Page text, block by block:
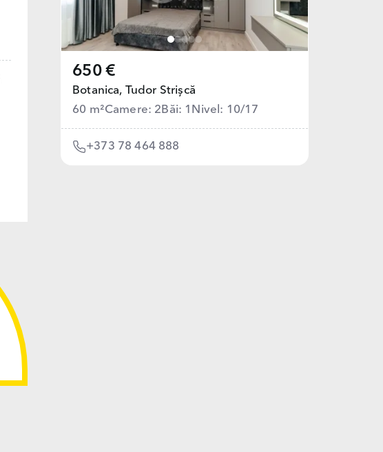
650 €
Botanica, Tudor Strișcă
60 m²Camere: 2 Băi: 1 Nivel: 10/17
+373 78 464 888